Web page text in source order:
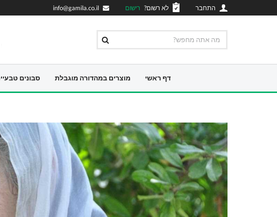
התחבר לא רשום? רישום info@gamila.co.il
דף ראשי מוצרים במהדורה מוגבלת סבונים